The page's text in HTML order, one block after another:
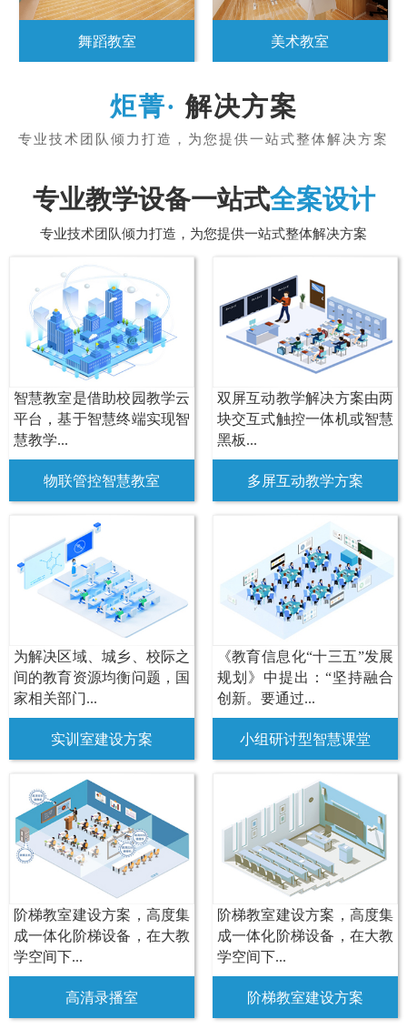
舞蹈教室 美术教室
解决方案
专业教学设备一站式全案设计
专业技术团队倾力打造，为您提供一站式整体解决方案
智慧教室是借助校园教学云
平台，基于智慧终端实现智
慧教学...
物联管控智慧教室
双屏互动教学解决方案由两
块交互式触控一体机或智慧
黑板...
多屏互动教学方案
为解决区域、城乡、校际之
间的教育资源均衡问题，国
家相关部门...
实训室建设方案
《教育信息化“十三五”发展
规划》中提出：“坚持融合
创新。要通过...
小组研讨型智慧课堂
阶梯教室建设方案，高度集
成一体化阶梯设备，在大教
学空间下...
高清录播室
阶梯教室建设方案，高度集
成一体化阶梯设备，在大教
学空间下...
阶梯教室建设方案